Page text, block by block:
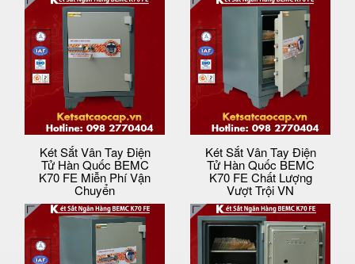
Két Sắt Vân Tay Điện
Tử Hàn Quốc BEMC
K70 FE Miễn Phí Vận
Chuyển
Két Sắt Vân Tay Điện
Tử Hàn Quốc BEMC
K70 FE Chất Lượng
Vượt Trội VN